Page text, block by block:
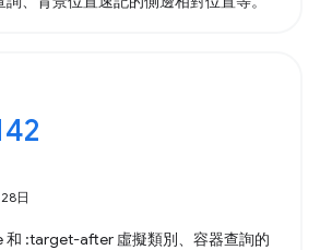
日
:target-after 虛擬類別、容器查詢的